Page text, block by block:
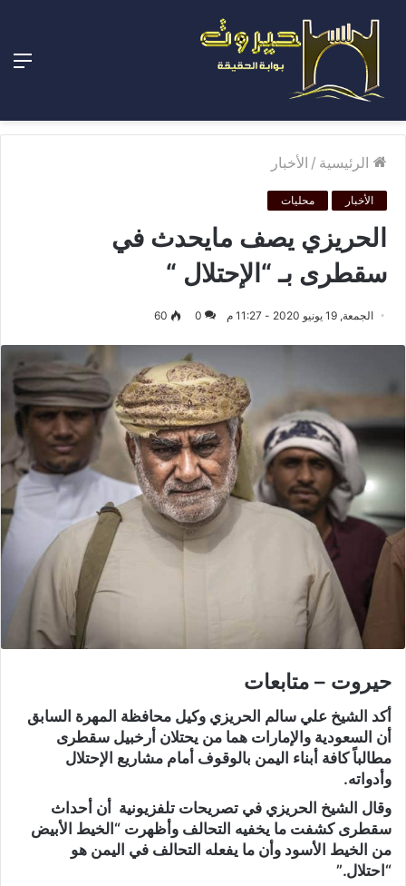
الرئيسية / الأخبار
الأخبار محليات
الحريزي يصف مايحدث في
سقطرى بـ “الإحتلال “
الجمعة, 19 يونيو 2020 - 11:27 م 0
60
حيروت – متابعات
أكد الشيخ علي سالم الحريزي وكيل محافظة المهرة السابق
أن السعودية والإمارات هما من يحتلان أرخبيل سقطرى
مطالباً كافة أبناء اليمن بالوقوف أمام مشاريع الإحتلال
وأدواته.
وقال الشيخ الحريزي في تصريحات تلفزيونية أن أحداث
سقطرى كشفت ما يخفيه التحالف وأظهرت “الخيط الأبيض
من الخيط الأسود وأن ما يفعله التحالف في اليمن هو
“احتلال.”